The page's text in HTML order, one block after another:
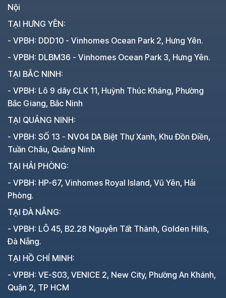
Nội
TẠI HƯNG YÊN:
- VPBH: DDD10 - Vinhomes Ocean Park 2, Hưng Yên.
- VPBH: DLBM36 - Vinhomes Ocean Park 3, Hưng Yên.
TẠI BẮC NINH:
- VPBH: Lô 9 dãy CLK 11, Huỳnh Thúc Kháng, Phường
Bắc Giang, Bắc Ninh
TẠI QUẢNG NINH:
- VPBH: SỐ 13 - NV04 DA Biệt Thự Xanh, Khu Đồn Điền,
Tuần Châu, Quảng Ninh
TẠI HẢI PHÒNG:
- VPBH: HP-67, Vinhomes Royal Island, Vũ Yên, Hải
Phòng.
TẠI ĐÀ NẴNG:
- VPBH: LÔ 45, B2.28 Nguyễn Tất Thành, Golden Hills,
Đà Nẵng.
TẠI HỒ CHÍ MINH:
- VPBH: VE-S03, VENICE 2, New City, Phường An Khánh,
Quận 2, TP HCM